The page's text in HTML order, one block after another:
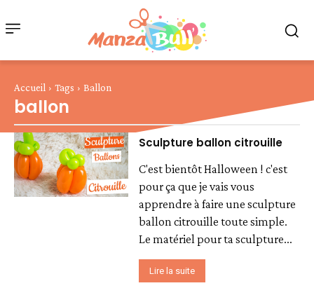
Accueil Tags Ballon
ballon
Sculpture ballon citrouille
C'est bientôt Halloween ! c'est
pour ça que je vais vous
apprendre à faire une sculpture
ballon citrouille toute simple.
Le matériel pour ta sculpture...
Lire la suite